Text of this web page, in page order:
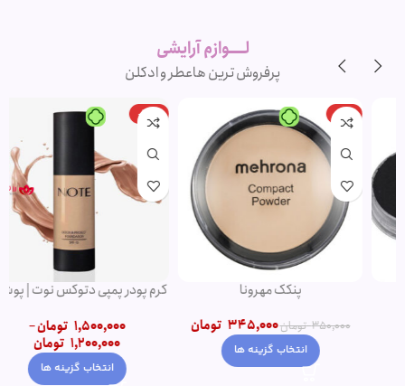
برندلــــوازم آرایشی
پرفروش ترین هاعطر و ادکلن
پنکک مهرونا
350,000 تومان345,000 تومان
انتخاب گزینه ها
-20%
کرم پودر پمپی دتوکس نوت | پوشش
1,500,000 تومان–
1,200,000 تومان
انتخاب گزینه ها